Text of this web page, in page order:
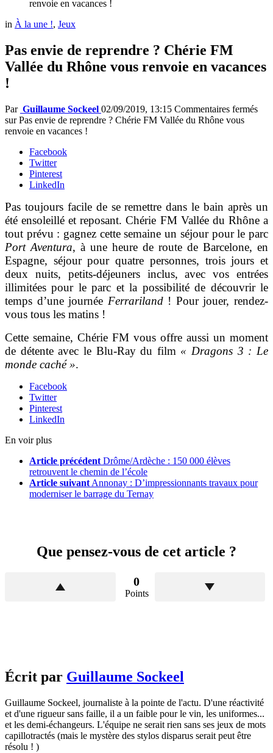
renvoie en vacances !
in À la une !, Jeux
Pas envie de reprendre ? Chérie FM
Vallée du Rhône vous renvoie en vacances
!
Par Guillaume Sockeel 02/09/2019, 13:15 Commentaires fermés
sur Pas envie de reprendre ? Chérie FM Vallée du Rhône vous
renvoie en vacances !
Facebook
Twitter
Pinterest
LinkedIn
Pas toujours facile de se remettre dans le bain après un
été ensoleillé et reposant. Chérie FM Vallée du Rhône a
tout prévu : gagnez cette semaine un séjour pour le parc
Port Aventura, à une heure de route de Barcelone, en
Espagne, séjour pour quatre personnes, trois jours et
deux nuits, petits-déjeuners inclus, avec vos entrées
illimitées pour le parc et la possibilité de découvrir le
temps d’une journée Ferrariland! Pour jouer, rendez-
vous tous les matins !
Cette semaine, Chérie FM vous offre aussi un moment
de détente avec le Blu-Ray du film « Dragons 3 : Le
monde caché ».
Facebook
Twitter
Pinterest
LinkedIn
En voir plus
Article précédent Drôme/Ardèche : 150 000 élèves
retrouvent le chemin de l’école
Article suivant Annonay : D’impressionnants travaux pour
moderniser le barrage du Ternay
Que pensez-vous de cet article ?
0
Points
Écrit par Guillaume Sockeel
Guillaume Sockeel, journaliste à la pointe de l'actu. D'une réactivité
et d'une rigueur sans faille, il a un faible pour le vin, les uniformes...
et les demi-échangeurs. L'équipe ne serait rien sans ses jeux de mots
capillotractés (mais le mystère des stylos disparus serait peut être
résolu ! )